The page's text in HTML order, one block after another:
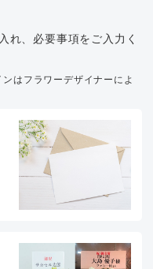
れ、必要事項をご入力く
はフラワーデザイナーによ